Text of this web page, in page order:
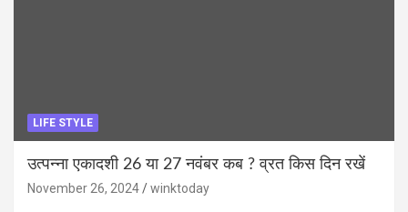
LIFE STYLE
उत्पन्ना एकादशी 26 या 27 नवंबर कब ? व्रत किस दिन रखें
November 26, 2024 winktoday